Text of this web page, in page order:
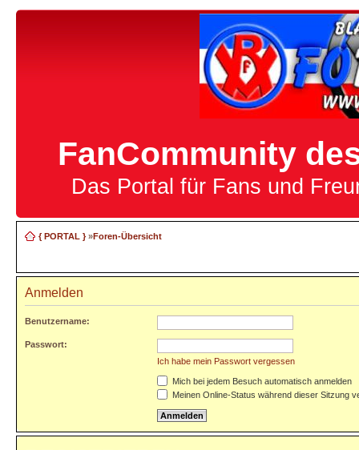
FanCommunity
Das Portal für Fans und
{ PORTAL }»Foren-Übersicht
Anmelden
Benutzername:
Passwort:
Ich habe mein Passwort vergessen
Mich bei jedem Besuch automatisch anmelden
Meinen Online-Status während dieser Sitzung